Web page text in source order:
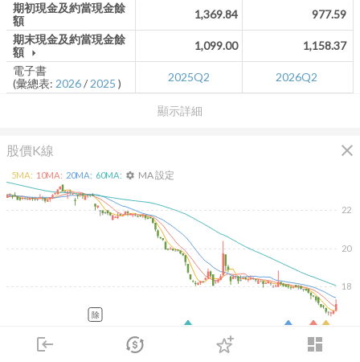
login dashboard
市場 登入
顯示詳細
期初現金及約當現金餘
額
1,369.84
977.59
期末現金及約當現金餘
額 arrow_drop_down
1,099.00
1,158.37
電子書
(彙總表: 2026/ 2025 ) 2025Q2 2026Q2
股價K線 close
18
20
22
5MA: 10MA: 20MA: 60MA: settings MA 設定
除